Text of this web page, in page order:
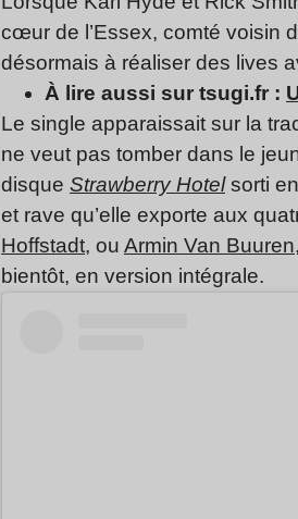
cœur de l’Essex, comté voisin
désormais à réaliser des lives
À lire aussi sur tsugi.fr :
Le single apparaissait sur la
ne veut pas tomber dans le
disque Strawberry Hotelsorti
et rave qu’elle exporte aux
Hoffstadt, ou Armin Van Buuren
bientôt, en version intégrale.